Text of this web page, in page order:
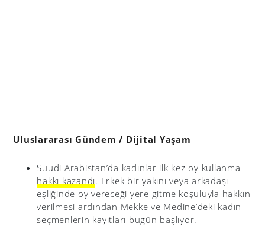
Uluslararası Gündem / Dijital Yaşam
Suudi Arabistan’da kadınlar ilk kez oy kullanma
hakkı kazandı. Erkek bir yakını veya arkadaşı
eşliğinde oy vereceği yere gitme koşuluyla hakkın
verilmesi ardından Mekke ve Medine’deki kadın
seçmenlerin kayıtları bugün başlıyor.